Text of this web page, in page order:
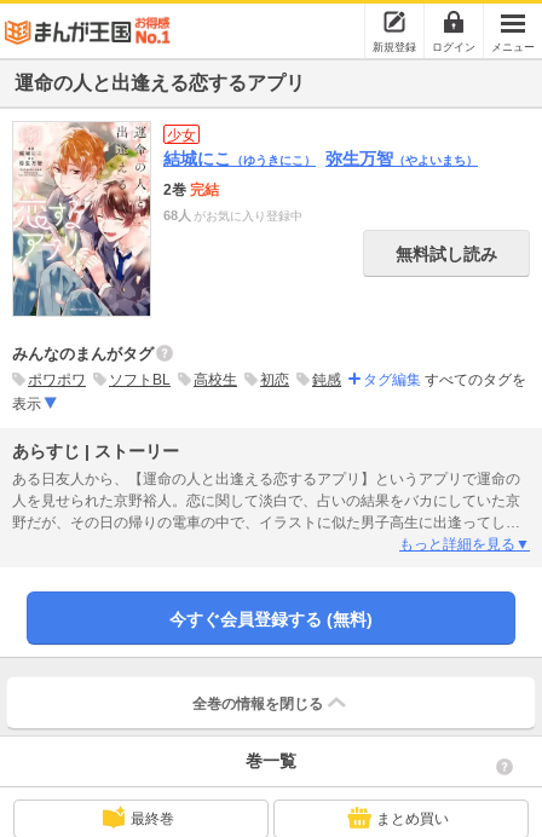
新規登録 ログイン メニュー
運命の人と出逢える恋するアプリ
少女
結城にこ （ゆうきにこ） 弥生万智 （やよいまち）
2巻 完結
68人 がお気に入り登録中
無料試し読み
みんなのまんがタグ
ポワポワ ソフトBL 高校生 初恋 鈍感 タグ編集 すべてのタグを
表示
あらすじ | ストーリー
ある日友人から、【運命の人と出逢える恋するアプリ】というアプリで運命の
人を見せられた京野裕人。恋に関して淡白で、占いの結果をバカにしていた京
野だが、その日の帰りの電車の中で、イラストに似た男子高生に出逢ってしま
い…!?唐突に交わったふたりの人生は、アプリで見た占い結果をなぞる様に少
Ｌストーリー。
もっと詳細を見る▼
今すぐ会員登録する (無料)
全巻の情報を 閉じる
巻一覧
最終巻 まとめ買い